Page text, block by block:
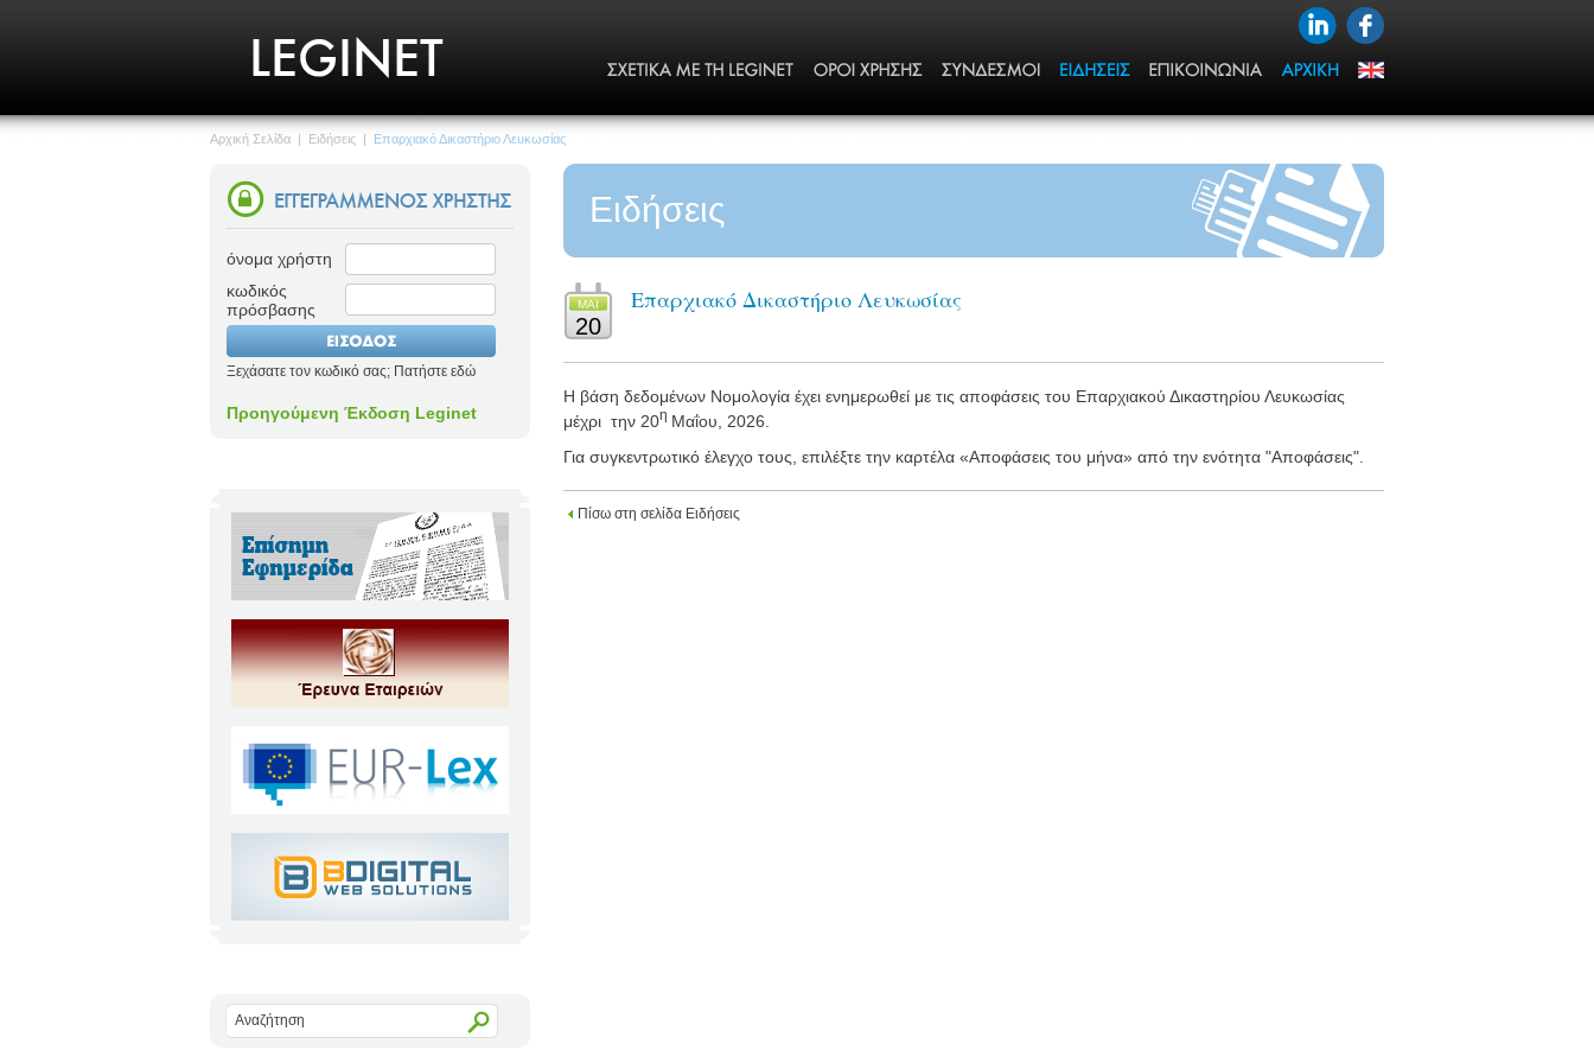
Αρχική Σελίδα | Ειδήσεις | Επαρχιακό Δικαστήριο Λευκωσίας
όνομα χρήστη
κωδικός
πρόσβασης
Ξεχάσατε τον κωδικό σας; Πατήστε εδώ
Προηγούμενη Έκδοση Leginet
Ειδήσεις
MΑΙ
20
Επαρχιακό Δικαστήριο Λευκωσίας
Η βάση δεδομένων Νομολογία έχει ενημερωθεί με τις αποφάσεις του Επαρχιακού Δικαστηρίου Λευκωσίας
μέχρι την 20η Μαΐου , 2026.
Για συγκεντρωτικό έλεγχο τους, επιλέξτε την καρτέλα «Αποφάσεις του μήνα» από την ενότητα "Αποφάσεις".
Πίσω στη σελίδα Ειδήσεις